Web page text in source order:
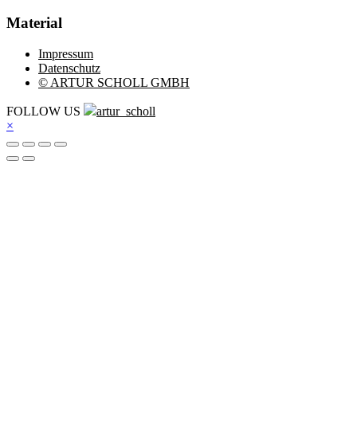
Material
Impressum
Datenschutz
© ARTUR SCHOLL GMBH
FOLLOW US
artur_scholl
×